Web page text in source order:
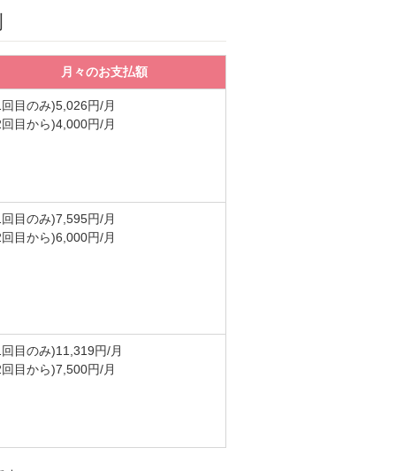
月々のお支払額
目のみ)5,026円/月
目から)4,000円/月
目のみ)7,595円/月
目から)6,000円/月
目のみ)11,319円/月
目から)7,500円/月